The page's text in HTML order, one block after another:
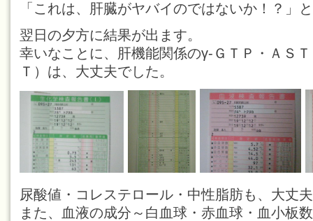
「これは、肝臓がヤバイのではないか！？」
翌日の夕方に結果が出ます。
幸いなことに、肝機能関係のγ‐ＧＴＰ・ＡＳ
Ｔ）は、大丈夫でした。
尿酸値・コレステロール・中性脂肪も、大丈
また、血液の成分～白血球・赤血球・血小板